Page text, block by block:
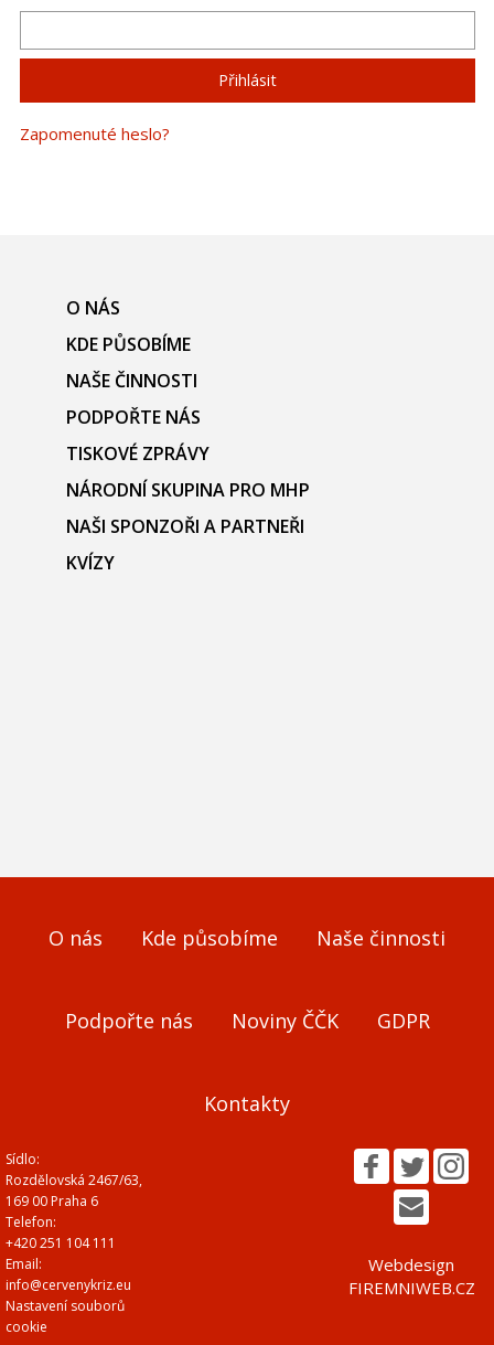
Zapomenuté heslo?
O NÁS
KDE PŮSOBÍME
NAŠE ČINNOSTI
PODPOŘTE NÁS
TISKOVÉ ZPRÁVY
NÁRODNÍ SKUPINA PRO MHP
NAŠI SPONZOŘI A PARTNEŘI
KVÍZY
O nás Kde působíme Naše činnosti
Podpořte nás Noviny ČČK GDPR
Kontakty
Sídlo:
Rozdělovská 2467/63,
169 00 Praha 6
Telefon:
+420 251 104 111
Email:
info@cervenykriz.eu
Nastavení souborů
cookie
Webdesign
FIREMNIWEB.CZ